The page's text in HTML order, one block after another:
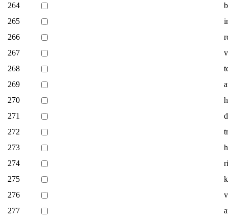
264
265
266
267
268
269
270
271
272
273
274
275
276
277